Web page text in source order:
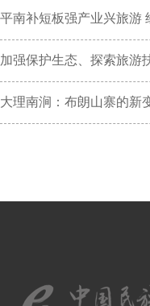
平南补短板强产业兴旅游
加强保护生态、探索旅
大理南涧：布朗山寨的新